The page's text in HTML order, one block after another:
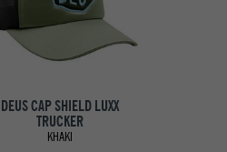
DEUS CAP SHIELD LUXX
TRUCKER
KHAKI